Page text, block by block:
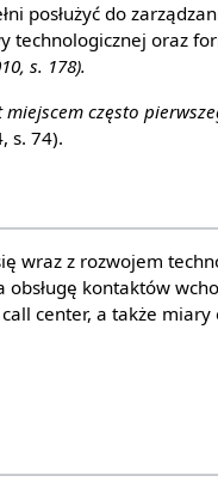
posłużyć do
technologicznej oraz
s. 178).
często
s. 74).
wraz z rozwojem
kontaktów
center, a także